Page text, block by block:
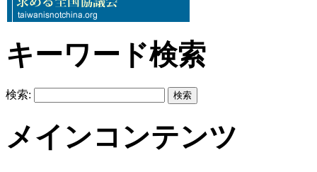
キーワード検索
検索:
メインコンテンツ